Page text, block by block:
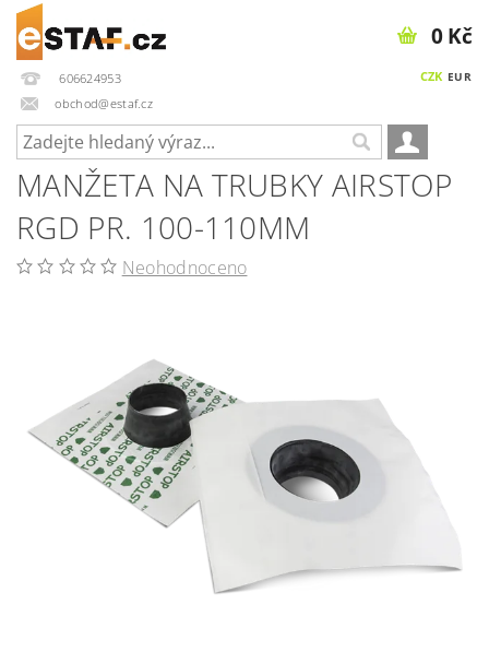
606624953
obchod@estaf.cz
CZK EUR
0 Kč
MANŽETA NA TRUBKY AIRSTOP
RGD PR. 100-110MM
Neohodnoceno